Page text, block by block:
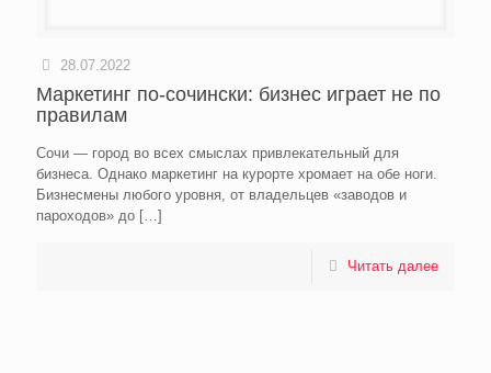
28.07.2022
Маркетинг по-сочински: бизнес играет не по
правилам
Сочи — город во всех смыслах привлекательный для
бизнеса. Однако маркетинг на курорте хромает на обе ноги.
Бизнесмены любого уровня, от владельцев «заводов и
пароходов» до […]
Читать далее